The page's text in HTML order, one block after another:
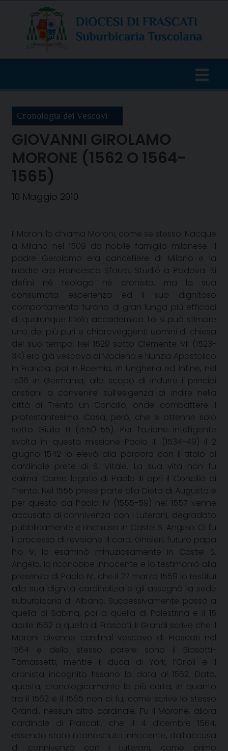
content
Cronologia dei Vescovi
GIOVANNI GIROLAMO
MORONE (1562 O 1564-
1565)
10 Maggio 2010
Il Moroni lo chiama Moroni, come se stesso. Nacque
a Milano nel 1509 da nobile famiglia milanese. Il
padre Gerolamo era cancelliere di Milano e la
madre era Francesca Sforza. Studiò a Padova. Si
definì né teologo né cronista, ma la sua
consumata esperienza ed il suo dignitoso
comportamento furono di gran lunga più efficaci
di qualunque titolo accademico. Lo si può stimare
uno dei più puri e chiaroveggenti uomini di chiesa
del suo tempo. Nel 1529 sotto Clemente VII (1523-
34) era già vescovo di Modena e Nunzio Apostolico
in Francia, poi in Boemia, in Ungheria ed infine, nel
1536 in Germania, allo scopo di indurre i principi
cristiani a convenire sull’esigenza di indire nella
città di Trento un Concilio, onde combattere il
protestantesimo. Cosa, però, che si ottenne solo
sotto Giulio III (1550-55). Per l’azione intelligente
svolta in questa missione Paolo III (1534-49) il 2
giugno 1542 lo elevò alla porpora con il titolo di
cardinale prete di S. Vitale. La sua vita non fu
calma. Come legato di Paolo III aprì il Concilio di
Trento. Nel 1555 prese parte alla Dieta di Augusta e
per questo da Paolo IV (1555-59) nel 1557 venne
accusato di connivenza con i Luterani, degradato
pubblicamente e rinchiuso in Castel S. Angelo. Ci fu
il processo di revisione. Il card. Ghisleri, futuro papa
Pio V, lo esaminò minuziosamente in Castel S.
Angelo, lo riconobbe innocente e lo testimoniò alla
presenza di Paolo IV, che il 27 marzo 1559 lo restituì
alla sua dignità cardinalizia e gli assegnò la sede
suburbicaria di Albano. Successivamente passò a
quella di Sabina, poi a quella di Palestrina e il 15
aprile 1562 a quella di Frascati. Il Grandi scrive che il
Moroni divenne cardinal vescovo di Frascati nel
1564 e dello stesso parere sono il Biasotti-
Tomassetti, mentre il duca di York, l’Orioli e il
cronista incognito fissano la data al 1562. Data,
questa, cronologicamente la più certa, in quanto
tra il 1562 e il 1565 non ci fu, come scrive lo stesso
Grandi, nessun altro cardinale. Fu il Morone, allora
cardinale di Frascati, che il 4 dicembre 1564,
essendo stato riconosciuto innocente, dall’accusa
di connivenza con i Luterani, come primo